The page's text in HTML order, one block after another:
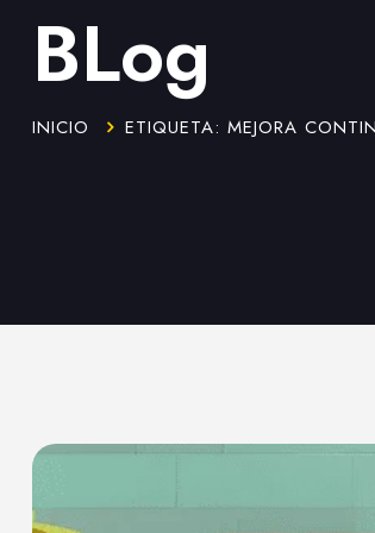
BLog
INICIO ETIQUETA: MEJORA